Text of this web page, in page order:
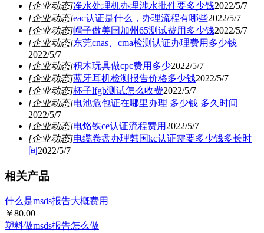
[企业动态]净水处理机办理涉水批件要多少钱2022/5/7
[企业动态]eac认证是什么，办理流程有哪些2022/5/7
[企业动态]帽子做美国加州65测试费用多少钱2022/5/7
[企业动态]东莞cnas、cma检测认证办理费用多少钱
2022/5/7
[企业动态]积木玩具做cpc费用多少2022/5/7
[企业动态]蓝牙耳机检测报告价格多少钱2022/5/7
[企业动态]杯子lfgb测试怎么收费2022/5/7
[企业动态]电池危包证在哪里办理 多少钱 多久时间
2022/5/7
[企业动态]电烙铁ce认证流程费用2022/5/7
[企业动态]电缆卷盘办理韩国kc认证需要多少钱多长时
间2022/5/7
相关产品
什么是msds报告大概费用
￥80.00
塑料做msds报告怎么做